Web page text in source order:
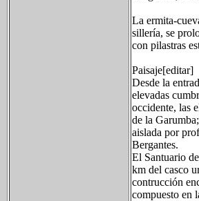
La ermita-
sillería, se
con pilastras
Paisaje[editar]
Desde la
elevadas
occidente, las
de la
aislada por
Bergantes.
El Santuario
km del casco
contrucción
compuesto en